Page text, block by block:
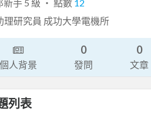
新手 5 級 ‧ 點數 12
理研究員 成功大學電機所
個人背景
0
發問
0
文章
列表